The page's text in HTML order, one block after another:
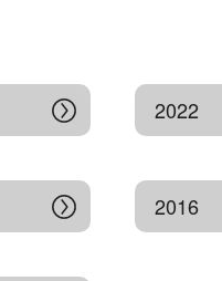
2022
2016